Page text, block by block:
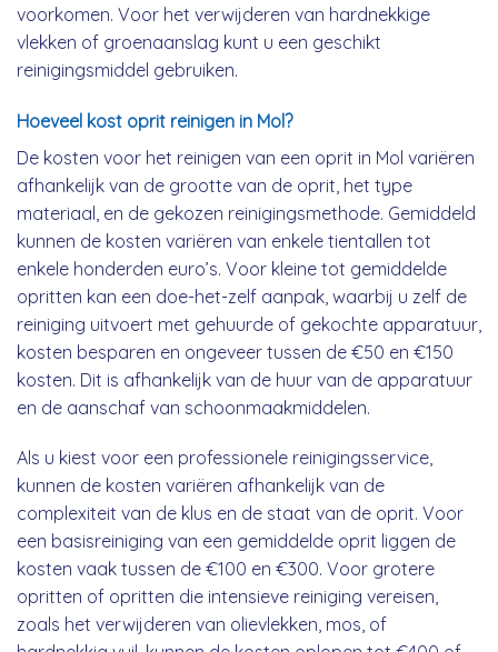
voorkomen. Voor het verwijderen van hardnekkige
vlekken of groenaanslag kunt u een geschikt
reinigingsmiddel gebruiken.
Hoeveel kost oprit reinigen in Mol?
De kosten voor het reinigen van een oprit in Mol variëren
afhankelijk van de grootte van de oprit, het type
materiaal, en de gekozen reinigingsmethode. Gemiddeld
kunnen de kosten variëren van enkele tientallen tot
enkele honderden euro’s. Voor kleine tot gemiddelde
opritten kan een doe-het-zelf aanpak, waarbij u zelf de
reiniging uitvoert met gehuurde of gekochte apparatuur,
kosten besparen en ongeveer tussen de €50 en €150
kosten. Dit is afhankelijk van de huur van de apparatuur
en de aanschaf van schoonmaakmiddelen.
Als u kiest voor een professionele reinigingsservice,
kunnen de kosten variëren afhankelijk van de
complexiteit van de klus en de staat van de oprit. Voor
een basisreiniging van een gemiddelde oprit liggen de
kosten vaak tussen de €100 en €300. Voor grotere
opritten of opritten die intensieve reiniging vereisen,
zoals het verwijderen van olievlekken, mos, of